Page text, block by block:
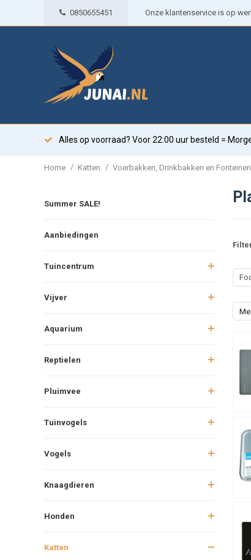
0850655451 Onze klantenservice is op
Alles op voorraad? Voor 22:00 uur besteld =
Home / Katten / Voerbakken, Drinkbakken en Fonteinen
Summer SALE!
Aanbiedingen
Tuincentrum
Vijver
Aquarium
Reptielen
Pluimvee
Tuinvogels
Vogels
Knaagdieren
Honden
Katten